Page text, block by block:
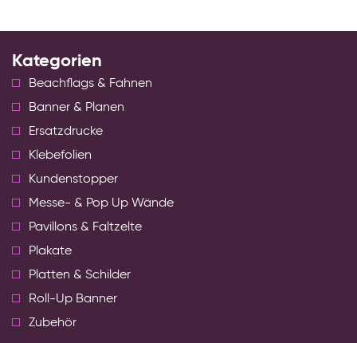
Kategorien
Beachflags & Fahnen
Banner & Planen
Ersatzdrucke
Klebefolien
Kundenstopper
Messe- & Pop Up Wände
Pavillons & Faltzelte
Plakate
Platten & Schilder
Roll-Up Banner
Zubehör